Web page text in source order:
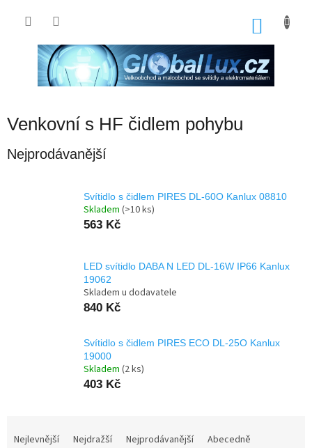
Venkovní s HF čidlem pohybu
Nejprodávanější
Svítidlo s čidlem PIRES DL-60O Kanlux 08810
Skladem (>10 ks)
563 Kč
LED svítidlo DABA N LED DL-16W IP66 Kanlux
19062
Skladem u dodavatele
840 Kč
Svítidlo s čidlem PIRES ECO DL-25O Kanlux
19000
Skladem (2 ks)
403 Kč
Nejlevnější Nejdražší Nejprodávanější Abecedně